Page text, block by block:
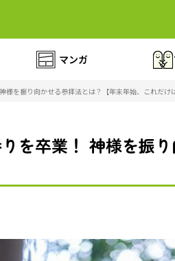
マンガ
様を振り向かせる参拝法とは？【年末年始、これだけ
を卒業！ 神様を振